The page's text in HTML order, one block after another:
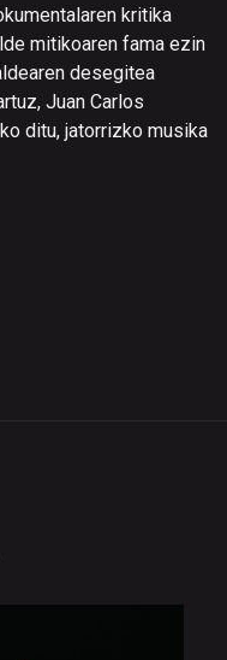
kritika
mitikoaren fama ezin
desegitea
Juan Carlos
ditu, jatorrizko musika